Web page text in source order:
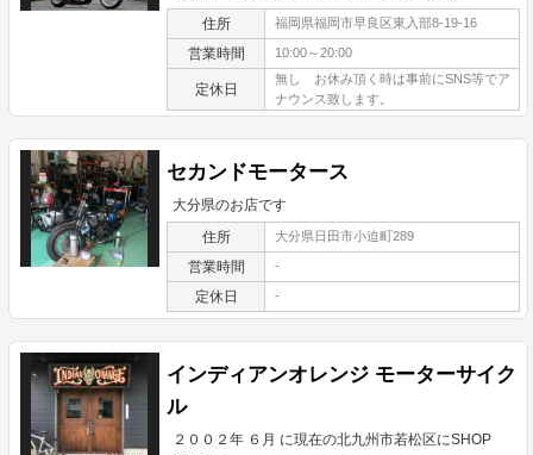
住所 福岡県福岡市早良区東入部8-19-16
営業時間 10:00～20:00
定休日
無し お休み頂く時は事前にSNS等でア
ナウンス致します。
セカンドモータース
大分県のお店です
住所 大分県日田市小迫町289
営業時間 -
定休日 -
インディアンオレンジ モーターサイク
ル
２００２年 ６月 に現在の北九州市若松区にSHOP